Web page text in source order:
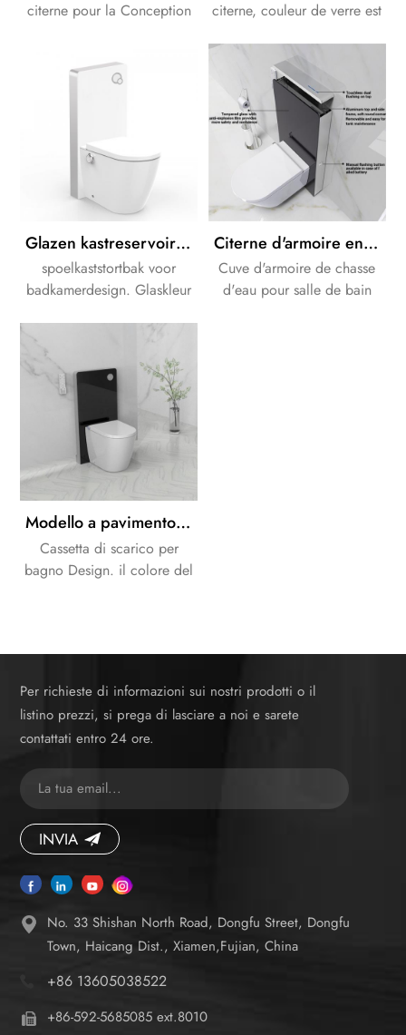
citerne pour la Conception
blanc ou noir.
citerne, couleur de verre est
Glazen kastreservoirs Witte kleur Pneumatische spoelverchroomde knop
spoelkaststortbak voor
badkamerdesign. Glaskleur
Citerne d'armoire en verre de couleur noire et blanche à double rinçage puissant
Cuve d'armoire de chasse
d'eau pour salle de bain
Modello a pavimento con cassetta di sicurezza per armadietto in vetro potente e potente
Cassetta di scarico per
bagno Design. il colore del
Per richieste di informazioni sui nostri prodotti o il
listino prezzi, si prega di lasciare a noi e sarete
contattati entro 24 ore.
INVIA
No. 33 Shishan North Road, Dongfu Street, Dongfu
Town, Haicang Dist., Xiamen,Fujian, China
+86 13605038522
+86-592-5685085 ext.8010